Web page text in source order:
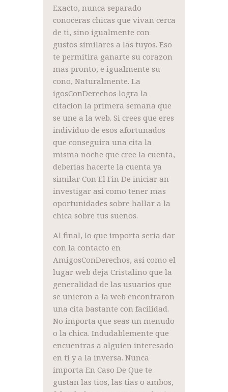
Exacto, nunca separado
conoceras chicas que vivan cerca
de ti, sino igualmente con
gustos similares a las tuyos. Eso
te permitira ganarte su corazon
mas pronto, e igualmente su
cono, Naturalmente. La
igosConDerechos logra la
citacion la primera semana que
se une a la web. Si crees que eres
individuo de esos afortunados
que conseguira una cita la
misma noche que cree la cuenta,
deberias hacerte la cuenta ya
similar Con El Fin De iniciar an
investigar asi como tener mas
oportunidades sobre hallar a la
chica sobre tus suenos.
Al final, lo que importa seria dar
con la contacto en
AmigosConDerechos, asi como el
lugar web deja Cristalino que la
generalidad de las usuarios que
se unieron a la web encontraron
una cita bastante con facilidad.
No importa que seas un menudo
o la chica. Indudablemente que
encuentras a alguien interesado
en ti y a la inversa. Nunca
importa En Caso De Que te
gustan las tios, las tias o ambos,